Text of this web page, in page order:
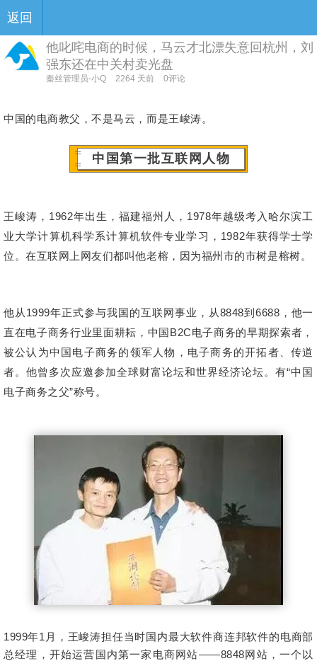
返回
他叱咤电商的时候，马云才北漂失意回杭州，刘
强东还在中关村卖光盘
秦丝管理员-小Q 2264 天前 0评论
中国的电商教父，不是马云，而是王峻涛。
中国第一批互联网人物
王峻涛，1962年出生，福建福州人，1978年越级考入哈尔滨工
业大学计算机科学系计算机软件专业学习，1982年获得学士学
位。在互联网上网友们都叫他老榕，因为福州市的市树是榕树。
他从1999年正式参与我国的互联网事业，从8848到6688，他一
直在电子商务行业里面耕耘，中国B2C电子商务的早期探索者，
被公认为中国电子商务的领军人物，电子商务的开拓者、传道
者。他曾多次应邀参加全球财富论坛和世界经济论坛。有“中国
电子商务之父”称号。
1999年1月，王峻涛担任当时国内最大软件商连邦软件的电商部
总经理，开始运营国内第一家电商网站——8848网站，一个以